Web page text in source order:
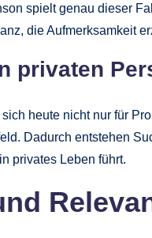
spielt genau dieser
die Aufmerksamkeit
privaten
heute nicht nur für
Dadurch entstehen
privates Leben führt.